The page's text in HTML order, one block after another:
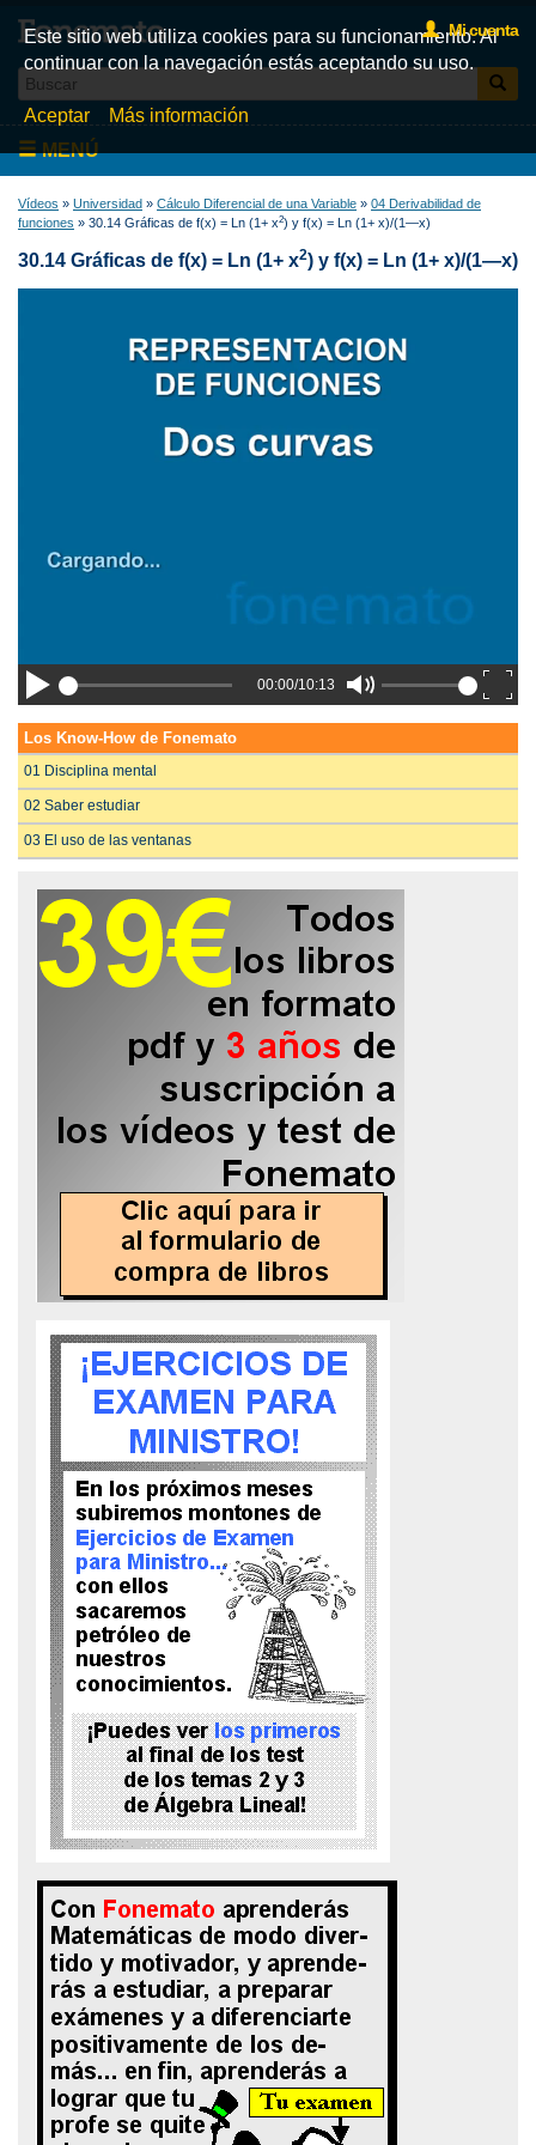
Mi cuenta
Inicio
La tienda de libros de Fonemato
MENÚ
Vídeos » Universidad » Cálculo Diferencial de una Variable » 04 Derivabilidad de
funciones » 30.14 Gráficas de f(x) = Ln (1+ x2) y f(x) = Ln (1+ x)/(1—x)
30.14 Gráficas de f(x) = Ln (1+ x2) y f(x) = Ln (1+ x)/(1—x)
00:00/10:13
Los Know-How de Fonemato
01 Disciplina mental
02 Saber estudiar
03 El uso de las ventanas
Este sitio web utiliza cookies para su funcionamiento. Al
continuar con la navegación estás aceptando su uso.
Aceptar Más información